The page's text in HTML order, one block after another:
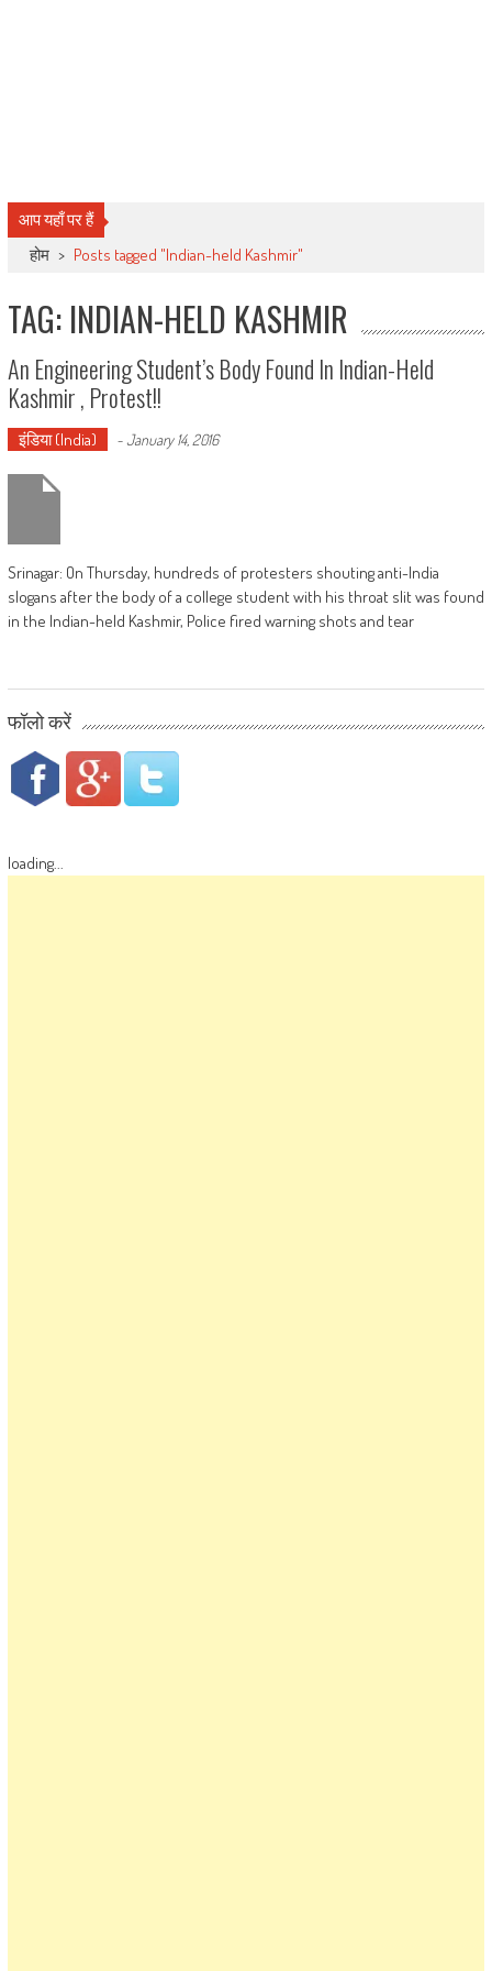
आप यहाँ पर हैं
होम > Posts tagged "Indian-held Kashmir"
TAG: INDIAN-HELD KASHMIR
An Engineering Student’s Body Found In Indian-Held
Kashmir , Protest!!
इंडिया (India) -January 14, 2016
Srinagar: On Thursday, hundreds of protesters shouting anti-India
slogans after the body of a college student with his throat slit was found
in the Indian-held Kashmir, Police fired warning shots and tear
फॉलो करें
loading...